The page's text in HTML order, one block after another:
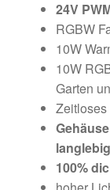
24V
RGBW
10W
10W
Garten
100%